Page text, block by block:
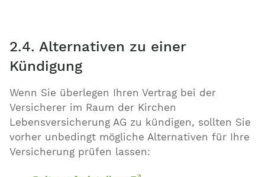
2.4. Alternativen zu einer
Kündigung
Wenn Sie überlegen Ihren Vertrag bei der
Versicherer im Raum der Kirchen
Lebensversicherung AG zu kündigen, sollten Sie
vorher unbedingt mögliche Alternativen für Ihre
Versicherung prüfen lassen: